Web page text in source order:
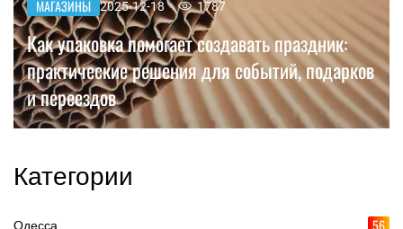
МАГАЗИНЫ 2025-12-18 1787
Как упаковка помогает создавать праздник:
практические решения для событий, подарков
и переездов
Категории
Одесса 56